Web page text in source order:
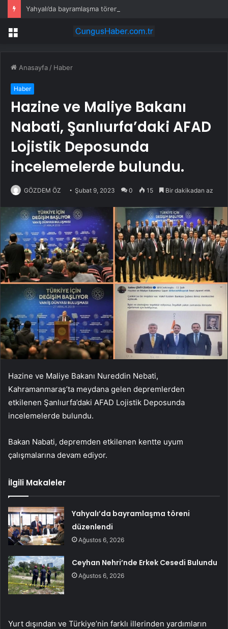
Yahyalı’da bayramlaşma töreni düzenlendi
Menü
Anasayfa / Haber
Haber
Hazine ve Maliye Bakanı
Nabati, Şanlıurfa’daki AFAD
Lojistik Deposunda
incelemelerde bulundu.
GÖZDEM ÖZ Şubat 9, 2023 0 15 Bir dakikadan az
Hazine ve Maliye Bakanı Nureddin Nebati,
Kahramanmaraş’ta meydana gelen depremlerden
etkilenen Şanlıurfa’daki AFAD Lojistik Deposunda
incelemelerde bulundu.
Bakan Nabati, depremden etkilenen kentte uyum
çalışmalarına devam ediyor.
İlgili Makaleler
Yahyalı’da bayramlaşma töreni
düzenlendi
Ağustos 6, 2026
Ceyhan Nehri’nde Erkek Cesedi Bulundu
Ağustos 6, 2026
Yurt dışından ve Türkiye’nin farklı illerinden yardımların